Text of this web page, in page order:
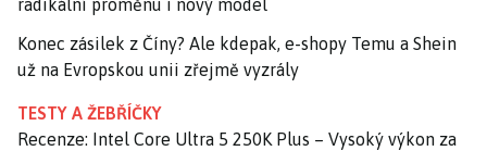
radikální proměnu i nový model
Konec zásilek z Číny? Ale kdepak, e-shopy Temu a Shein
už na Evropskou unii zřejmě vyzrály
TESTY A ŽEBŘÍČKY
Recenze: Intel Core Ultra 5 250K Plus – Vysoký výkon za